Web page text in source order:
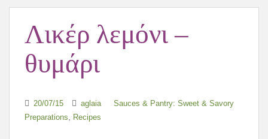
Λικέρ λεμόνι –
θυμάρι
20/07/15 aglaia
Sauces & Pantry: Sweet & Savory
Preparations
Recipes